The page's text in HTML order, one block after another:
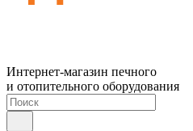
Интернет-магазин печного
и отопительного оборудования